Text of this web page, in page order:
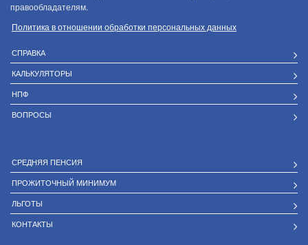
правообладателям.
Политика в отношении обработки персональных данных
СПРАВКА
КАЛЬКУЛЯТОРЫ
НПФ
ВОПРОСЫ
СРЕДНЯЯ ПЕНСИЯ
ПРОЖИТОЧНЫЙ МИНИМУМ
ЛЬГОТЫ
КОНТАКТЫ